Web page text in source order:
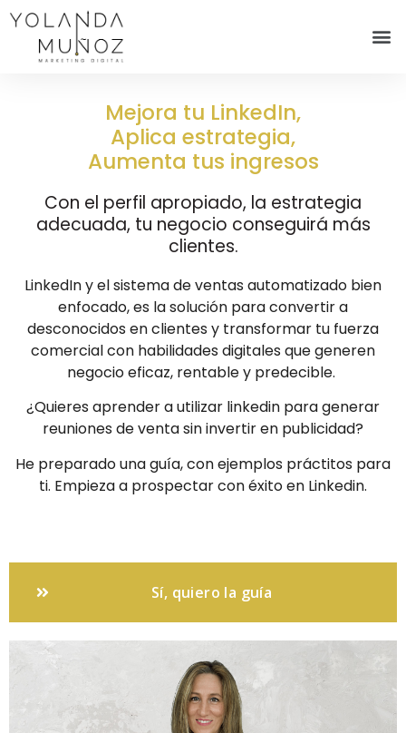
Mejora tu LinkedIn,
Aplica estrategia,
Aumenta tus ingresos
Con el perfil apropiado, la estrategia
adecuada, tu negocio conseguirá más
clientes.
LinkedIn y el sistema de ventas automatizado bien
enfocado, es la solución para convertir a
desconocidos en clientes y transformar tu fuerza
comercial con habilidades digitales que generen
negocio eficaz, rentable y predecible.
¿Quieres aprender a utilizar linkedin para generar
reuniones de venta sin invertir en publicidad?
He preparado una guía, con ejemplos práctitos para
ti. Empieza a prospectar con éxito en Linkedin.
Sí, quiero la guía